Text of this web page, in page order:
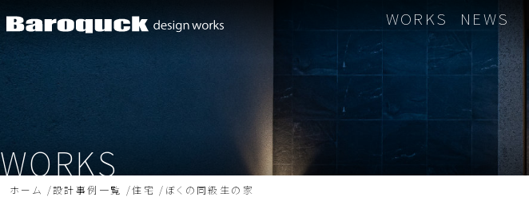
WORKS NEWS
WORKS
ホーム 設計事例一覧 住宅 ぼくの同級生の家